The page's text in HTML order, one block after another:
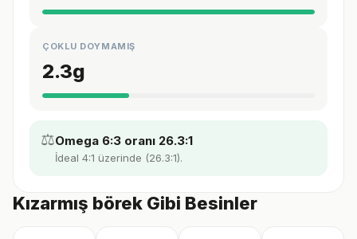
ÇOKLU DOYMAMIŞ
2.3g
⚖️Omega 6:3 oranı 26.3:1
İdeal 4:1 üzerinde (26.3:1).
Kızarmış börek Gibi Besinler